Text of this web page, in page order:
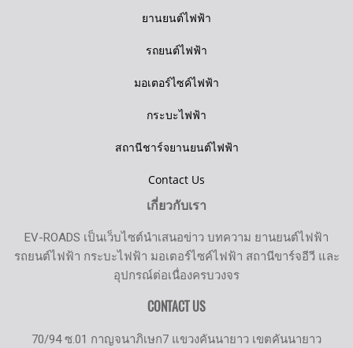
ยานยนต์ไฟฟ้า
รถยนต์ไฟฟ้า
มอเตอร์ไซค์ไฟฟ้า
กระบะไฟฟ้า
สถานีชาร์จยานยนต์ไฟฟ้า
Contact Us
เกี่ยวกับเรา
EV-ROADS เป็นเว็บไซต์นำเสนอข่าว บทความ ยานยนต์ไฟฟ้า
รถยนต์ไฟฟ้า กระบะไฟฟ้า มอเตอร์ไซค์ไฟฟ้า สถานีขาร์จอีวี และ
อุปกรณ์ต่อเนื่องครบวงจร
CONTACT US
70/94 ซ.01 กาญจนาภิเษก7 แขวงคันนายาว เขตคันนายาว